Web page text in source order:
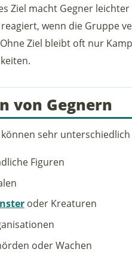
Ziel macht Gegner
wenn die Gruppe
Ziel bleibt oft nur
von Gegnern
sehr unterschiedlich
Figuren
oder Kreaturen
oder Wachen